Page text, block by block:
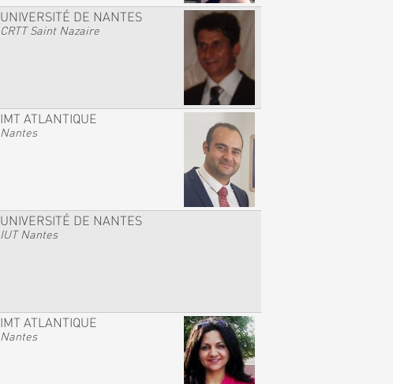
UNIVERSITÉ DE NANTES
CRTT Saint Nazaire
IMT ATLANTIQUE
Nantes
UNIVERSITÉ DE NANTES
IUT Nantes
IMT ATLANTIQUE
Nantes